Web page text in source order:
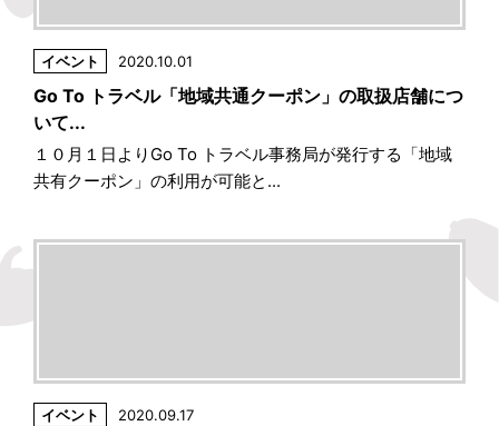
イベント 2020.10.01
Go To トラベル「地域共通クーポン」の取扱店舗につ
いて...
１０月１日よりGo To トラベル事務局が発行する「地域
共有クーポン」の利用が可能と...
イベント 2020.09.17